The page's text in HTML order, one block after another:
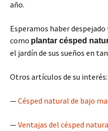
año.
Esperamos haber
como plantar césped
el jardín de sus sueños en
Otros artículos de su interés:
—Césped natural de bajo
—Ventajas del césped